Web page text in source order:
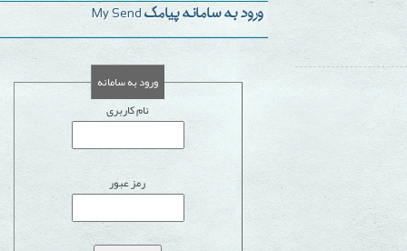
ورود به سامانه پیامک My Send
ورود به سامانه
نام کاربری